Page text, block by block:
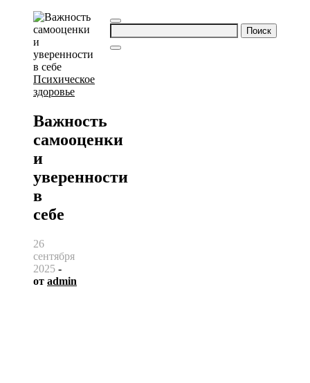
Найти:
Психическое
здоровье
Важность
самооценки
и
уверенности
в
себе
26
сентября
2025 -
от admin